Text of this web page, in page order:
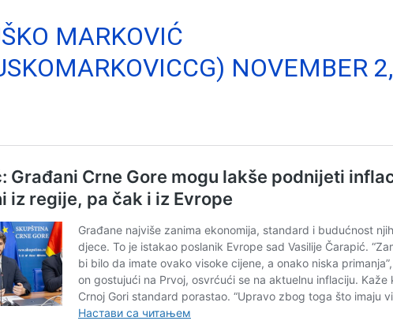
MARKOVIĆ
NOVEMBER 2,